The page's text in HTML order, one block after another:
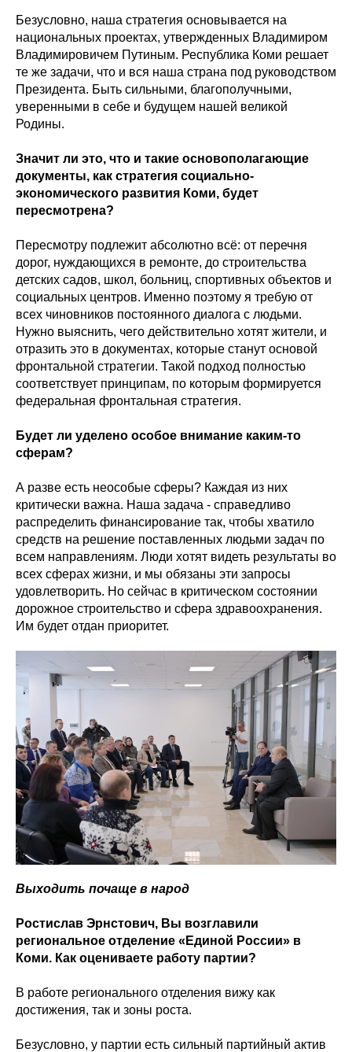
Безусловно, наша стратегия основывается на
национальных проектах, утвержденных Владимиром
Владимировичем Путиным. Республика Коми решает
те же задачи, что и вся наша страна под руководством
Президента. Быть сильными, благополучными,
уверенными в себе и будущем нашей великой
Родины.
Значит ли это, что и такие основополагающие
документы, как стратегия социально-
экономического развития Коми, будет
пересмотрена?
Пересмотру подлежит абсолютно всё: от перечня
дорог, нуждающихся в ремонте, до строительства
детских садов, школ, больниц, спортивных объектов и
социальных центров. Именно поэтому я требую от
всех чиновников постоянного диалога с людьми.
Нужно выяснить, чего действительно хотят жители, и
отразить это в документах, которые станут основой
фронтальной стратегии. Такой подход полностью
соответствует принципам, по которым формируется
федеральная фронтальная стратегия.
Будет ли уделено особое внимание каким-то
сферам?
А разве есть неособые сферы? Каждая из них
критически важна. Наша задача - справедливо
распределить финансирование так, чтобы хватило
средств на решение поставленных людьми задач по
всем направлениям. Люди хотят видеть результаты во
всех сферах жизни, и мы обязаны эти запросы
удовлетворить. Но сейчас в критическом состоянии
дорожное строительство и сфера здравоохранения.
Им будет отдан приоритет.
Выходить почаще в народ
Ростислав Эрнстович, Вы возглавили
региональное отделение «Единой России» в
Коми. Как оцениваете работу партии?
В работе регионального отделения вижу как
достижения, так и зоны роста.
Безусловно, у партии есть сильный партийный актив